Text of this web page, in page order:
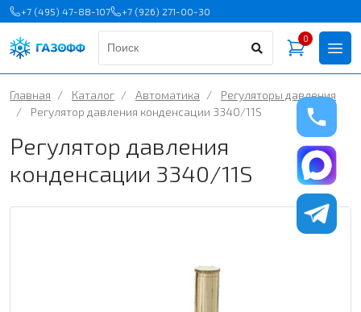
+7 (495) 47-88-107 +7 (926) 271-00-30
0
Главная / Каталог / Автоматика /
Регуляторы давления
/
Регулятор давления конденсации 3340/11S
Регулятор давления
конденсации 3340/11S